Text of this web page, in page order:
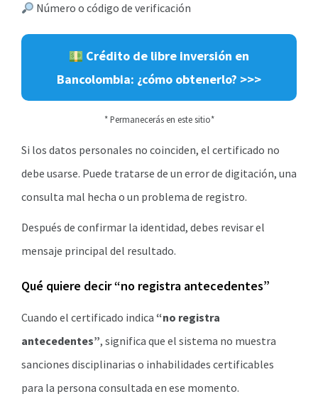
Número o código de verificación
Crédito de libre inversión en
Bancolombia: ¿cómo obtenerlo? >>>
* Permanecerás en este sitio*
Si los datos personales no coinciden, el certificado no
debe usarse. Puede tratarse de un error de digitación, una
consulta mal hecha o un problema de registro.
Después de confirmar la identidad, debes revisar el
mensaje principal del resultado.
Qué quiere decir “no registra antecedentes”
Cuando el certificado indica “no registra
antecedentes”, significa que el sistema no muestra
sanciones disciplinarias o inhabilidades certificables
para la persona consultada en ese momento.